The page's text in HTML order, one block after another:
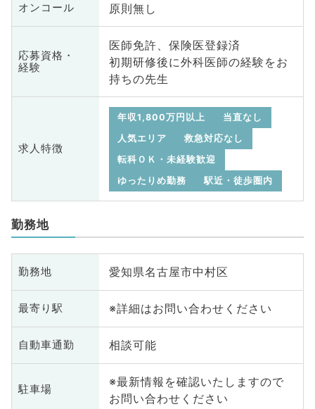
オンコール 原則無し
応募資格・
経験
医師免許、保険医登録済
初期研修後に外科医師の経験をお
持ちの先生
求人特徴
年収1,800万円以上
当直なし
人気エリア
救急対応なし
転科ＯＫ・未経験歓迎
ゆったりめ勤務
駅近・徒歩圏内
勤務地
勤務地 愛知県名古屋市中村区
最寄り駅 ※詳細はお問い合わせください
自動車通勤 相談可能
駐車場
※最新情報を確認いたしますので
お問い合わせください